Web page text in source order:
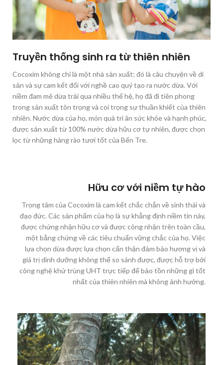
Truyền thống sinh ra từ thiên nhiên
Cocoxim không chỉ là một nhà sản xuất; đó là câu chuyện về di
sản và sự cam kết đối với nghề cao quý tạo ra nước dừa. Với
niềm đam mê dừa trải qua nhiều thế hệ, họ đã đi tiên phong
trong sản xuất tôn trọng và coi trọng sự thuần khiết của thiên
nhiên. Nước dừa của họ, món quà tri ân sức khỏe và hạnh phúc,
được sản xuất từ ​​100% nước dừa hữu cơ tự nhiên, được chọn
lọc từ những hàng rào tươi tốt của Bến Tre.
Hữu cơ với niềm tự hào
Trọng tâm của Cocoxim là cam kết chắc chắn về sinh thái và
đạo đức. Các sản phẩm của họ là sự khẳng định niềm tin này,
được chứng nhận hữu cơ và được công nhận trên toàn cầu,
một bằng chứng về các tiêu chuẩn vững chắc của họ. Việc
lựa chọn dừa được lựa chọn cẩn thận đảm bảo hương vị và
giá trị dinh dưỡng không thể so sánh được, được hỗ trợ bởi
công nghệ khử trùng UHT trực tiếp để bảo tồn những gì tốt
nhất của thiên nhiên mà không ảnh hưởng.